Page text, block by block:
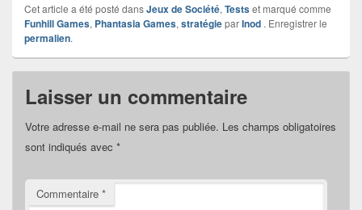
Cet article a été posté dansJeux de Société, Testset marqué comme
Funhill Games, Phantasia Games, stratégieparInod . Enregistrer le
permalien.
Laisser un commentaire
Votre adresse e-mail ne sera pas publiée. Les champs obligatoires
sont indiqués avec *
Commentaire *